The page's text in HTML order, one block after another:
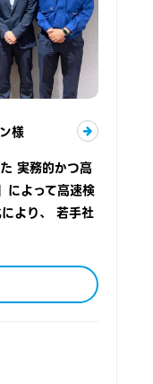
様
実務的かつ高
よって高速検
より、 若手社